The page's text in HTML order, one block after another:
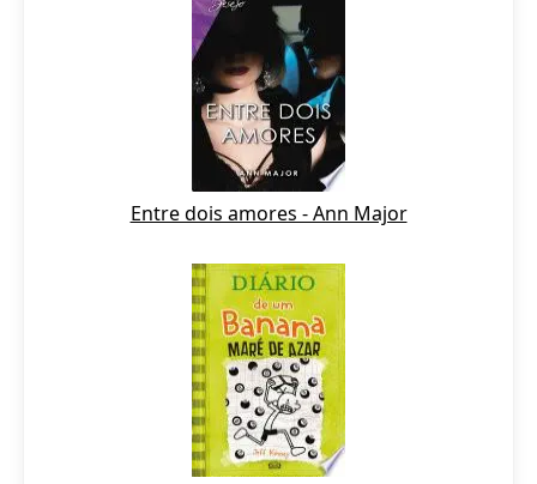
Entre dois amores - Ann Major